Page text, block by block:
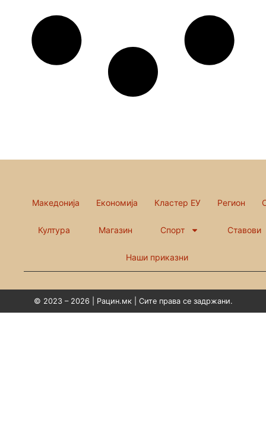
Македонија Економија Кластер ЕУ Регион
Култура Магазин Спорт Ставови
Наши приказни
© 2023 – 2026 | Рацин.мк | Сите права се задржани.